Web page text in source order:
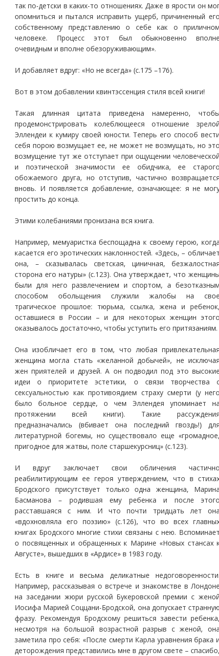
так по-детски в каких-то отношениях. Даже в ярости он
опомниться и пытался исправить ущерб, причиненный
собственному представлению о себе как о
человеке. Процесс этот был обыкновенно
очевидным и вполне обезоруживающим».
И добавляет вдруг: «Но не всегда» (с.175 –176).
Вот в этом добавлении квинтэссенция стиля всей книги!
Такая длинная цитата приведена намеренно,
продемонстрировать колеблющееся отношение
Эллендеи к кумиру своей юности. Теперь его способ
себя порою возмущает ее, не может не возмущать, но
возмущение тут же отступает при ощущении
и поэтической значимости ее обидчика, ее
обожаемого друга, но отступив, частично
вновь. И появляется добавление, означающее: я не
простить до конца.
Этими колебаниями пронизана вся книга.
Например, мемуаристка беспощадна к своему герою,
касается его эротических наклонностей. «Здесь, –
она, – сказывалась светская, циничная,
сторона его натуры» (с.123). Она утверждает, что
были для него развлечением и спортом, а
способом обольщения служили жалобы на
трагическое прошлое: тюрьма, ссылка, жена и
оставшиеся в России – и для некоторых женщин
оказывалось достаточно, чтобы уступить его притязаниям.
Она изобличает его в том, что любая
женщина могла стать «желанной добычей», не
жен приятелей и друзей. А он подводил под это
идеи о приоритете эстетики, о связи творчества
сексуальностью как противоядием страху смерти (у
было больное сердце, о чем Эллендея упоминает
протяжении всей книги). Такие
предназначались (вбивает она последний гвоздь!)
литературной богемы, но существовало еще
пригодное для жатвы, поле старшекурсниц» (с.123).
И вдруг заключает свои обличения
реабилитирующим ее героя утверждением, что в
Бродского присутствует только одна женщина,
Басманова – родившая ему ребенка и после
расставшаяся с ним. И что почти тридцать лет
«вдохновляла его поэзию» (с.126), что во всех
книгах Бродского многие стихи связаны с нею.
о посвященных и обращенных к Марине «Новых стансах
Августе», вышедших в «Ардисе» в 1983 году.
Есть в книге и весьма деликатные
Например, рассказывая о встрече и знакомстве в
на заседании жюри русской Букеровской премии с
Иосифа Марией Соццани-Бродской, она допускает
фразу. Рекомендуя Бродскому решиться завести
несмотря на большой возрастной разрыв с женой,
заметила про себя: «После смерти Карла уравнения брака
деторождения представились мне в другом свете –